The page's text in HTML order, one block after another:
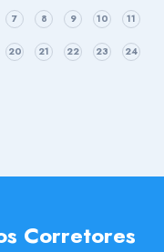
7 8 9 10 11
20 21 22 23 24
Corretores